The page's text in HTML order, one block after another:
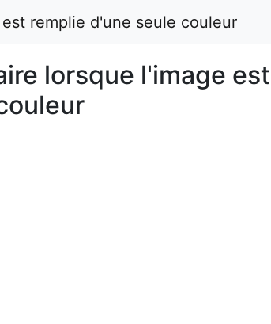
remplie d'une seule couleur
lorsque l'image est